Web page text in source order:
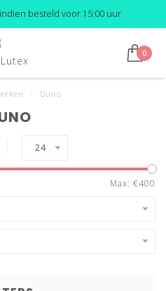
besteld voor 15:00 uur
0
Duno
24
Max: €400